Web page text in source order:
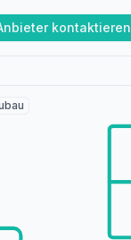
kontaktieren